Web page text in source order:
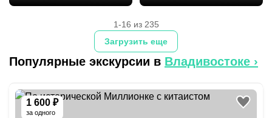
Загрузить еще
1-16 из 235
Популярные экскурсии в Владивостоке ›
1 600 ₽
за одного